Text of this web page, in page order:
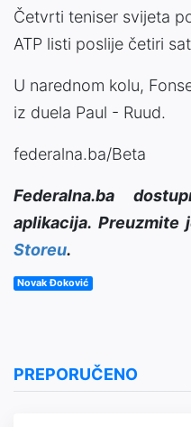
Četvrti teniser svijeta
ATP listi poslije četiri
U narednom kolu,
iz duela Paul - Ruud.
federalna.ba/Beta
Federalna.ba
aplikacija. Preuzmite
Storeu.
Novak Đoković
PREPORUČENO